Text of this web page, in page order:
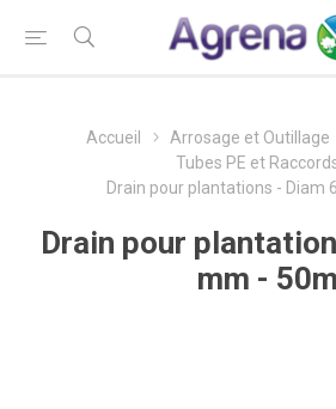
Accueil Arrosage et Outillage
Tubes PE et
Drain pour plantations - Diam
Drain pour
mm - 50m